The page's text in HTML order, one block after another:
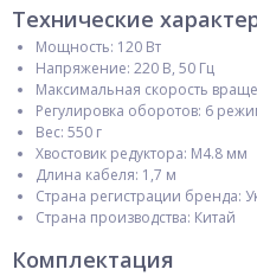
Технические
Мощность: 120 Вт
Напряжение: 220 В, 50 Гц
Максимальная скорость
Регулировка оборотов: 6
Вес: 550 г
Хвостовик редуктора: М4.8 мм
Длина кабеля: 1,7 м
Страна регистрации бренда:
Страна производства: Китай
Комплектация